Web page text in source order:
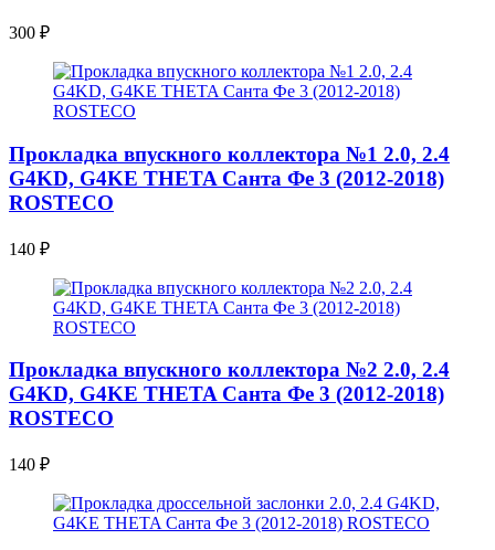
300 ₽
Прокладка впускного коллектора №1 2.0, 2.4
G4KD, G4KE THETA Санта Фе 3 (2012-2018)
ROSTECO
140 ₽
Прокладка впускного коллектора №2 2.0, 2.4
G4KD, G4KE THETA Санта Фе 3 (2012-2018)
ROSTECO
140 ₽